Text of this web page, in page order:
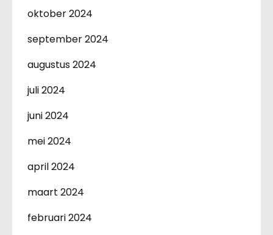
oktober 2024
september 2024
augustus 2024
juli 2024
juni 2024
mei 2024
april 2024
maart 2024
februari 2024